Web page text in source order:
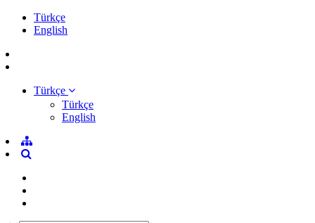
Türkçe
English
Türkçe
Türkçe
English